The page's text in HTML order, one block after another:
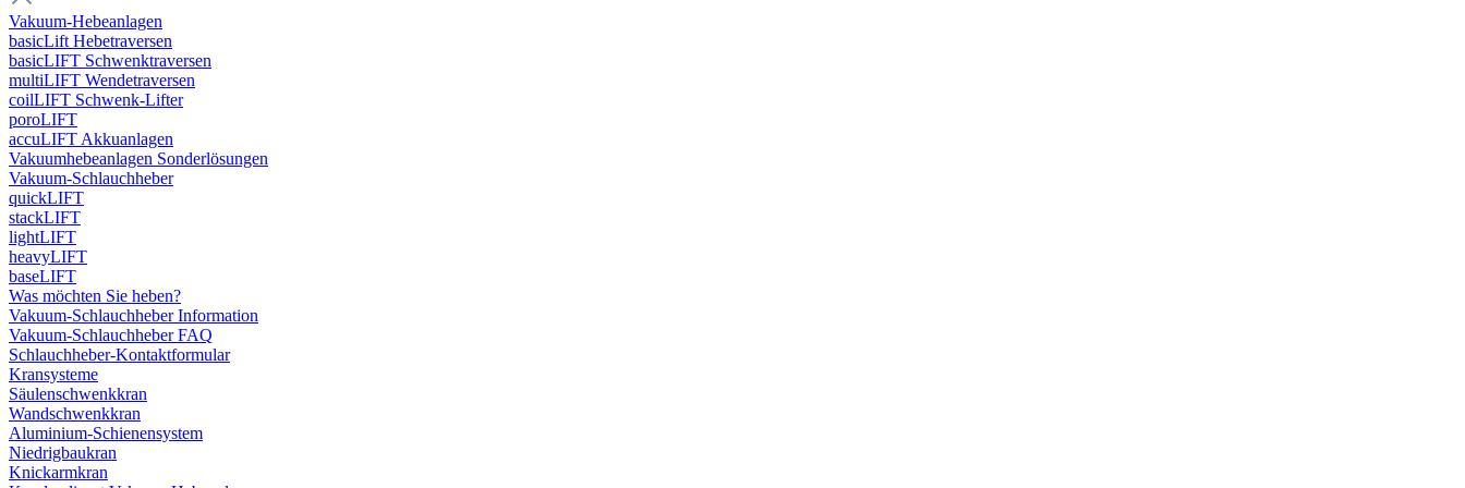
Vakuum-Hebeanlagen
basicLift Hebetraversen
basicLIFT Schwenktraversen
multiLIFT Wendetraversen
coilLIFT Schwenk-Lifter
poroLIFT
accuLIFT Akkuanlagen
Vakuumhebeanlagen Sonderlösungen
Vakuum-Schlauchheber
quickLIFT
stackLIFT
lightLIFT
heavyLIFT
baseLIFT
Was möchten Sie heben?
Vakuum-Schlauchheber Information
Vakuum-Schlauchheber FAQ
Schlauchheber-Kontaktformular
Kransysteme
Säulenschwenkkran
Wandschwenkkran
Aluminium-Schienensystem
Niedrigbaukran
Knickarmkran